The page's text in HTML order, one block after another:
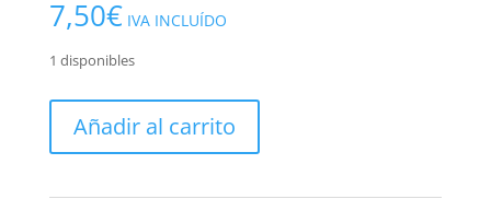
7,50€ IVA INCLUÍDO
1 disponibles
PA1/3
(B).
Añadir al carrito